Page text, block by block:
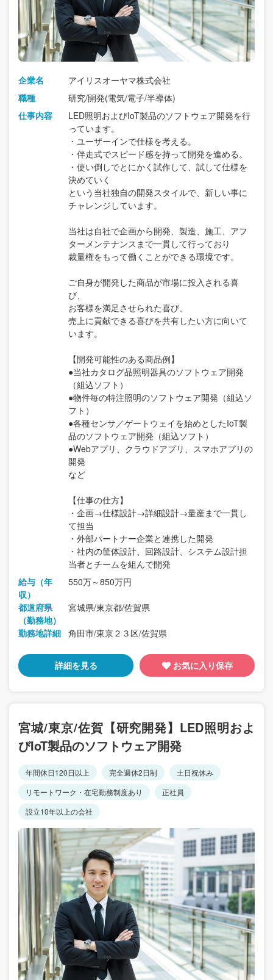
企業名
アイリスオーヤマ株式会社
職種
研究/開発(電気/電子/半導体)
仕事内容
LED照明およびIoT製品のソフトウェア開発を行
っています。
・ユーザーインで仕様を考える。
・伴走式でスピード感を持って開発を進める。
・使い倒しでとにかく試作して、試して仕様を
決めていく
という当社独自の開発スタイルで、新しい事に
チャレンジしています。
当社は自社で企画から開発、製造、施工、アフ
ターメンテナンスまで一貫して行っており
裁量権をもって働くことができる環境です。
ご自身が開発した商品が市場に投入される喜
び、
お客様を満足させられた喜び、
売上に貢献できる喜びを共有したい方に向いて
います。
【開発可能性のある商品例】
●当社カタログ品照明器具のソフトウェア開発
（組込ソフト）
●物件毎の特注照明のソフトウェア開発（組込ソ
フト）
●各種センサ／ゲートウェイを始めとしたIoT製
品のソフトウェア開発（組込ソフト）
●Webアプリ、クラウドアプリ、スマホアプリの
開発
など
【仕事の仕方】
・企画→仕様設計→詳細設計→量産まで一貫し
て担当
・外部パートナー企業と連携した開発
・社内の筐体設計、回路設計、システム設計担
当者とチームを組んで開発
給与（年
収）
550万～850万円
都道府県
（勤務地）
宮城県/東京都/佐賀県
勤務地詳細 角田市/東京２３区/佐賀県
詳細を見る お気に入り保存
宮城/東京/佐賀【研究開発】LED照明およ
びIoT製品のソフトウェア開発
年間休日120日以上 完全週休2日制
土日祝休み
リモートワーク・在宅勤務制度あり
正社員
設立10年以上の会社